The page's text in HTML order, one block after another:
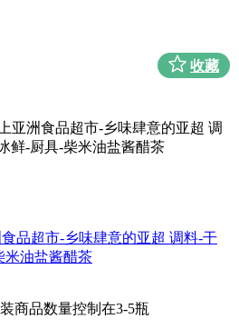
商品数量控制在3-5瓶
收藏